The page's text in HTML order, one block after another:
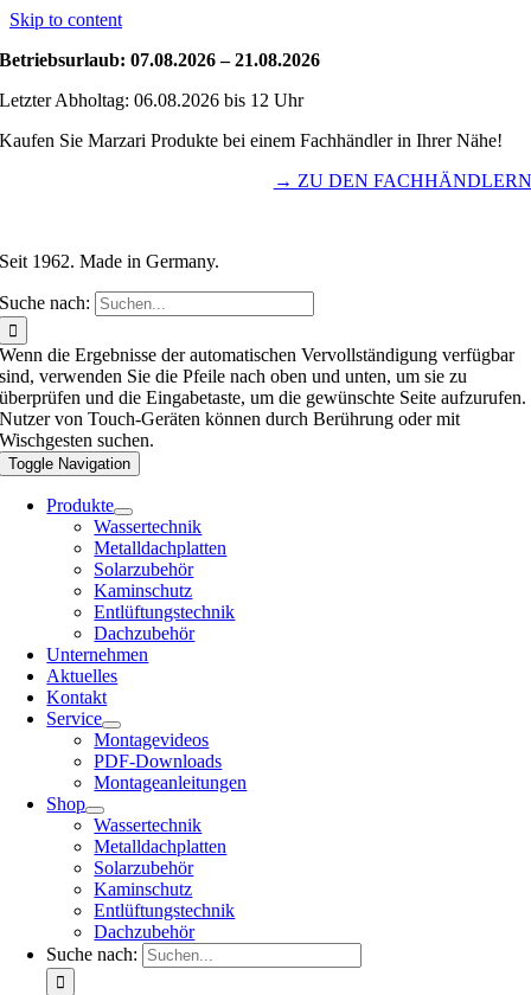
Skip to content
Betriebsurlaub: 07.08.2026 – 21.08.2026
Letzter Abholtag: 06.08.2026 bis 12 Uhr
Kaufen Sie Marzari Produkte bei einem Fachhändler in Ihrer Nähe!
→ ZU DEN FACHHÄNDLERN
Seit 1962. Made in Germany.
Suche nach:
Wenn die Ergebnisse der automatischen Vervollständigung verfügbar
sind, verwenden Sie die Pfeile nach oben und unten, um sie zu
überprüfen und die Eingabetaste, um die gewünschte Seite aufzurufen.
Nutzer von Touch-Geräten können durch Berührung oder mit
Wischgesten suchen.
Toggle Navigation
Produkte
Wassertechnik
Metalldachplatten
Solarzubehör
Kaminschutz
Entlüftungstechnik
Dachzubehör
Unternehmen
Aktuelles
Kontakt
Service
Montagevideos
PDF-Downloads
Montageanleitungen
Shop
Wassertechnik
Metalldachplatten
Solarzubehör
Kaminschutz
Entlüftungstechnik
Dachzubehör
Suche nach: